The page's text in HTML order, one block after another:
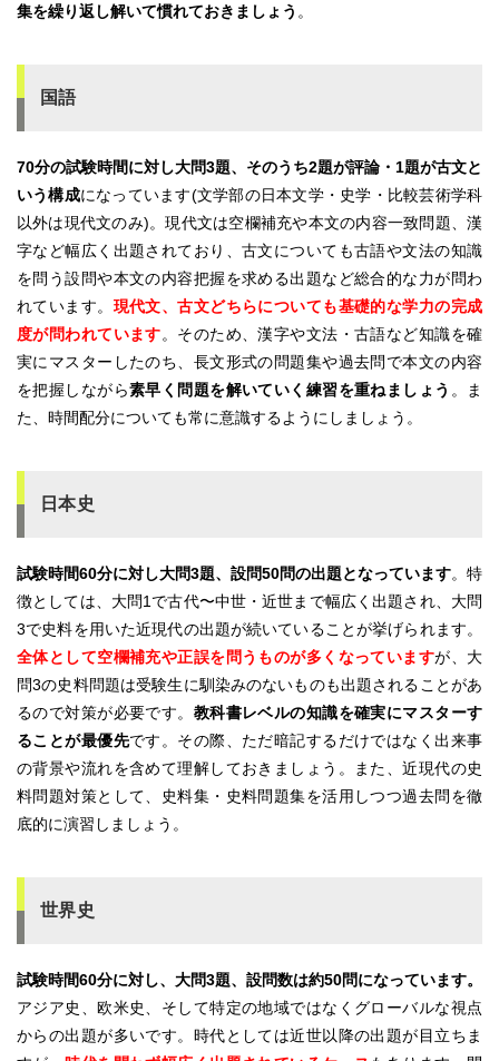
集を繰り返し解いて慣れておきましょう 。
国語
70分の試験時間に対し大問3題、そのうち2題が評論・1題が古文と
いう構成になっています(文学部の日本文学・史学・比較芸術学科
以外は現代文のみ)。現代文は空欄補充や本文の内容一致問題、漢
字など幅広く出題されており、古文についても古語や文法の知識
を問う設問や本文の内容把握を求める出題など総合的な力が問わ
れています。 現代文、古文どちらについても基礎的な学力の完成
度が問われています。そのため、漢字や文法・古語など知識を確
実にマスターしたのち、長文形式の問題集や過去問で本文の内容
を把握しながら素早く問題を解いていく練習を重ねましょう 。ま
た、時間配分についても常に意識するようにしましょう。
日本史
試験時間60分に対し大問3題、設問50問の出題となっています。特
徴としては、大問1で古代〜中世・近世まで幅広く出題され、大問
3で史料を用いた近現代の出題が続いていることが挙げられます。
全体として空欄補充や正誤を問うものが多くなっていますが、大
問3の史料問題は受験生に馴染みのないものも出題されることがあ
るので対策が必要です。 教科書レベルの知識を確実にマスターす
ることが最優先です。その際、ただ暗記するだけではなく出来事
の背景や流れを含めて理解しておきましょう。また、近現代の史
料問題対策として、史料集・史料問題集を活用しつつ過去問を徹
底的に演習しましょう。
世界史
試験時間60分に対し、大問3題、設問数は約50問になっています。
アジア史、欧米史、そして特定の地域ではなくグローバルな視点
からの出題が多いです。時代としては近世以降の出題が目立ちま